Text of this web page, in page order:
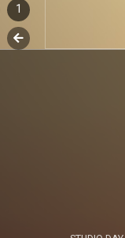
סגירה
1
לשלב